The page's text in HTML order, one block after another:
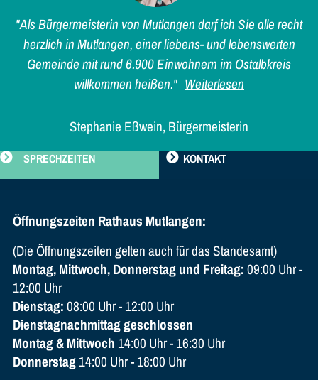
"Als Bürgermeisterin von Mutlangen darf ich Sie alle recht
herzlich in Mutlangen, einer liebens- und lebenswerten
Gemeinde mit rund 6.900 Einwohnern im Ostalbkreis
willkommen heißen." Weiterlesen
Stephanie Eßwein, Bürgermeisterin
SPRECHZEITEN KONTAKT
Öffnungszeiten Rathaus Mutlangen:
(Die Öffnungszeiten gelten auch für das Standesamt)
Montag, Mittwoch, Donnerstag und Freitag:09:00 Uhr -
12:00 Uhr
Dienstag:08:00 Uhr - 12:00 Uhr
Dienstagnachmittag geschlossen
Montag & Mittwoch 14:00 Uhr - 16:30 Uhr
Donnerstag14:00 Uhr - 18:00 Uhr